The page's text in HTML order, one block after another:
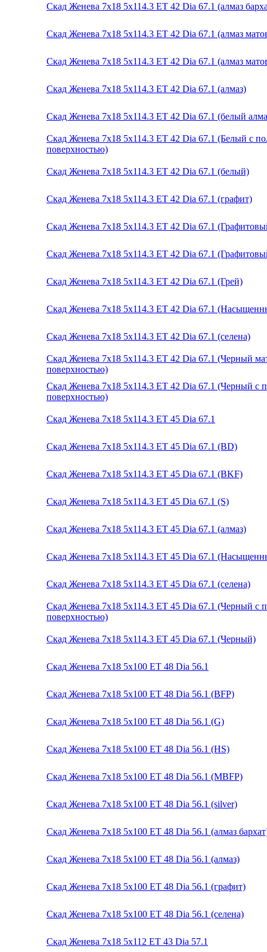
Скад Женева 7x18 5x114.3 ET 42 Dia 67.1 (алмаз
Скад Женева 7x18 5x114.3 ET 42 Dia 67.1 (алмаз
Скад Женева 7x18 5x114.3 ET 42 Dia 67.1 (алмаз
Скад Женева 7x18 5x114.3 ET 42 Dia 67.1 (алмаз)
Скад Женева 7x18 5x114.3 ET 42 Dia 67.1 (белый
Скад Женева 7x18 5x114.3 ET 42 Dia 67.1 (Белый с
поверхностью)
Скад Женева 7x18 5x114.3 ET 42 Dia 67.1 (белый)
Скад Женева 7x18 5x114.3 ET 42 Dia 67.1 (графит)
Скад Женева 7x18 5x114.3 ET 42 Dia 67.1
Скад Женева 7x18 5x114.3 ET 42 Dia 67.1
Скад Женева 7x18 5x114.3 ET 42 Dia 67.1 (Грей)
Скад Женева 7x18 5x114.3 ET 42 Dia 67.1
Скад Женева 7x18 5x114.3 ET 42 Dia 67.1 (селена)
Скад Женева 7x18 5x114.3 ET 42 Dia 67.1 (Черный
поверхностью)
Скад Женева 7x18 5x114.3 ET 42 Dia 67.1 (Черный с
поверхностью)
Скад Женева 7x18 5x114.3 ET 45 Dia 67.1
Скад Женева 7x18 5x114.3 ET 45 Dia 67.1 (BD)
Скад Женева 7x18 5x114.3 ET 45 Dia 67.1 (BKF)
Скад Женева 7x18 5x114.3 ET 45 Dia 67.1 (S)
Скад Женева 7x18 5x114.3 ET 45 Dia 67.1 (алмаз)
Скад Женева 7x18 5x114.3 ET 45 Dia 67.1
Скад Женева 7x18 5x114.3 ET 45 Dia 67.1 (селена)
Скад Женева 7x18 5x114.3 ET 45 Dia 67.1 (Черный с
поверхностью)
Скад Женева 7x18 5x114.3 ET 45 Dia 67.1 (Черный)
Скад Женева 7x18 5x100 ET 48 Dia 56.1
Скад Женева 7x18 5x100 ET 48 Dia 56.1 (BFP)
Скад Женева 7x18 5x100 ET 48 Dia 56.1 (G)
Скад Женева 7x18 5x100 ET 48 Dia 56.1 (HS)
Скад Женева 7x18 5x100 ET 48 Dia 56.1 (MBFP)
Скад Женева 7x18 5x100 ET 48 Dia 56.1 (silver)
Скад Женева 7x18 5x100 ET 48 Dia 56.1 (алмаз
Скад Женева 7x18 5x100 ET 48 Dia 56.1 (алмаз)
Скад Женева 7x18 5x100 ET 48 Dia 56.1 (графит)
Скад Женева 7x18 5x100 ET 48 Dia 56.1 (селена)
Скад Женева 7x18 5x112 ET 43 Dia 57.1